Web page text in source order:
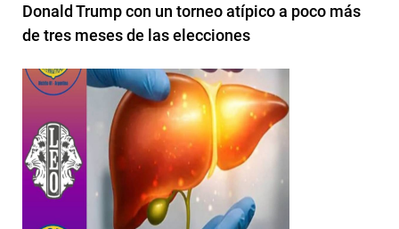
Donald Trump con un torneo atípico a poco más
de tres meses de las elecciones